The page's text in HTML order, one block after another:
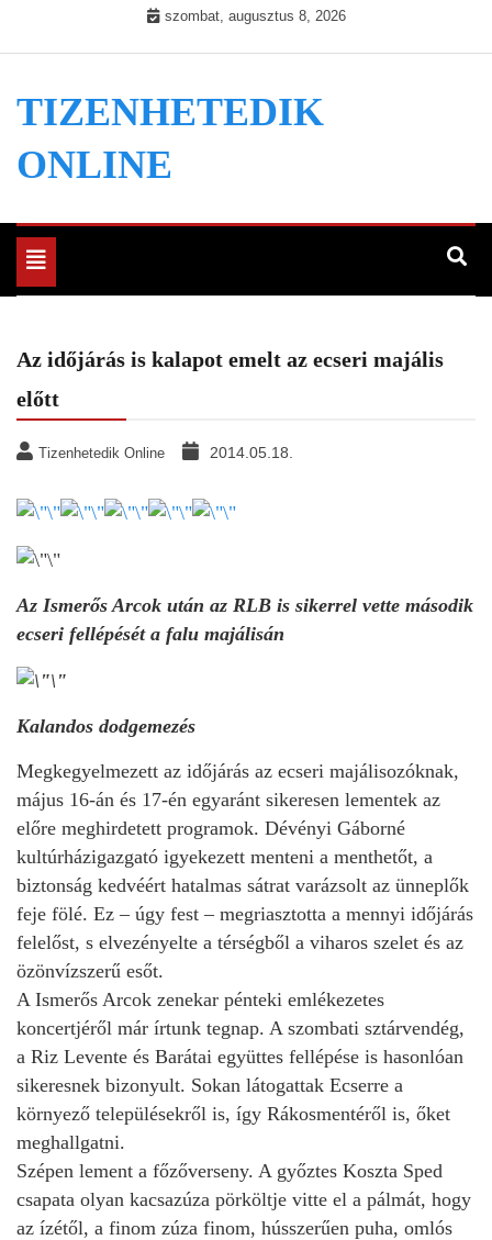
szombat, augusztus 8, 2026
TIZENHETEDIK
ONLINE
Toggle
navigation
Az időjárás is kalapot emelt az ecseri majális
előtt
Tizenhetedik Online 2014.05.18.
Az Ismerős Arcok után az RLB is sikerrel vette második
ecseri fellépését a falu majálisán
Kalandos dodgemezés
Megkegyelmezett az időjárás az ecseri majálisozóknak,
május 16-án és 17-én egyaránt sikeresen lementek az
előre meghirdetett programok. Dévényi Gáborné
kultúrházigazgató igyekezett menteni a menthetőt, a
biztonság kedvéért hatalmas sátrat varázsolt az ünneplők
feje fölé. Ez – úgy fest – megriasztotta a mennyi időjárás
felelőst, s elvezényelte a térségből a viharos szelet és az
özönvízszerű esőt.
A Ismerős Arcok zenekar pénteki emlékezetes
koncertjéről már írtunk tegnap. A szombati sztárvendég,
a Riz Levente és Barátai együttes fellépése is hasonlóan
sikeresnek bizonyult. Sokan látogattak Ecserre a
környező településekről is, így Rákosmentéről is, őket
meghallgatni.
Szépen lement a főzőverseny. A győztes Koszta Sped
csapata olyan kacsazúza pörköltje vitte el a pálmát, hogy
az ízétől, a finom zúza finom, hússzerűen puha, omlós